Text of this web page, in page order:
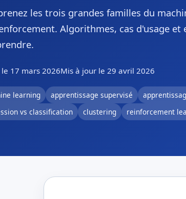
les trois grandes familles du
Algorithmes, cas d'usage
17 mars 2026Mis à jour le 29 avril 2026
learning apprentissage supervisé
vs classification
clustering reinforcement